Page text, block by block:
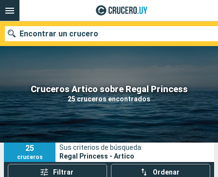
Cruceros Artico sobre Regal Princess
25 cruceros encontrados
Encontrar un crucero
Nuestros destinos
Fecha de salida
Puertos Compañías
Buscar
25
cruceros
Sus criterios de búsqueda:
Regal Princess - Artico
Filtrar Ordenar